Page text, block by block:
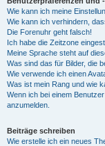
Wie kann ich meine
Wie kann ich verhindern,
Die Forenuhr geht falsch!
Ich habe die Zeitzone
Meine Sprache steht auf
Was sind das für Bilder, die
Wie verwende ich einen
Was ist mein Rang und wie
Wenn ich bei einem
anzumelden.
Beiträge schreiben
Wie erstelle ich ein neues